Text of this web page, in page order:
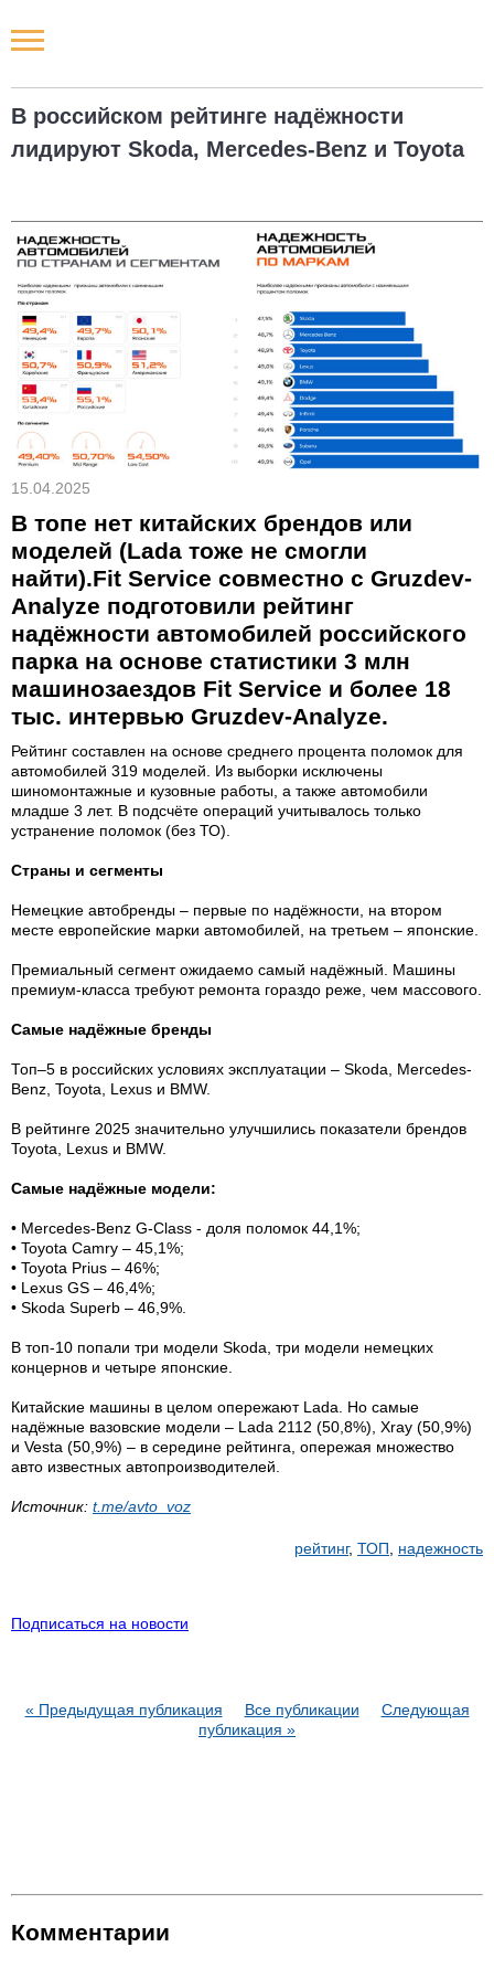
В российском рейтинге надёжности
лидируют Skoda, Mercedes-Benz и Toyota
15.04.2025
В топе нет китайских брендов или
моделей (Lada тоже не смогли
найти).Fit Service совместно с Gruzdev-
Analyze подготовили рейтинг
надёжности автомобилей российского
парка на основе статистики 3 млн
машинозаездов Fit Service и более 18
тыс. интервью Gruzdev-Analyze.
Рейтинг составлен на основе среднего процента поломок для
автомобилей 319 моделей. Из выборки исключены
шиномонтажные и кузовные работы, а также автомобили
младше 3 лет. В подсчёте операций учитывалось только
устранение поломок (без ТО).
Страны и сегменты
Немецкие автобренды – первые по надёжности, на втором
месте европейские марки автомобилей, на третьем – японские.
Премиальный сегмент ожидаемо самый надёжный. Машины
премиум-класса требуют ремонта гораздо реже, чем массового.
Самые надёжные бренды
Топ–5 в российских условиях эксплуатации – Skoda, Mercedes-
Benz, Toyota, Lexus и BMW.
В рейтинге 2025 значительно улучшились показатели брендов
Toyota, Lexus и BMW.
Самые надёжные модели:
• Mercedes-Benz G-Class - доля поломок 44,1%;
• Toyota Camry – 45,1%;
• Toyota Prius – 46%;
• Lexus GS – 46,4%;
• Skoda Superb – 46,9%.
В топ-10 попали три модели Skoda, три модели немецких
концернов и четыре японские.
Китайские машины в целом опережают Lada. Но самые
надёжные вазовские модели – Lada 2112 (50,8%), Xray (50,9%)
и Vesta (50,9%) – в середине рейтинга, опережая множество
авто известных автопроизводителей.
Источник: t.me/avto_voz
рейтинг, ТОП, надежность
Подписаться на новости
« Предыдущая публикация Все публикации
Следующая
публикация »
Комментарии
Новости РФ
Городские новости
Наши мероприятия
Статьи